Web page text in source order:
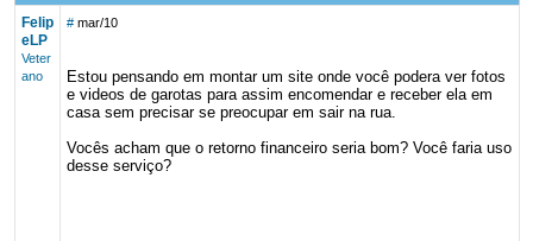
Felip
eLP
Veter
ano
# mar/10
Estou pensando em montar um site onde você podera ver fotos
e videos de garotas para assim encomendar e receber ela em
casa sem precisar se preocupar em sair na rua.
Vocês acham que o retorno financeiro seria bom? Você faria uso
desse serviço?